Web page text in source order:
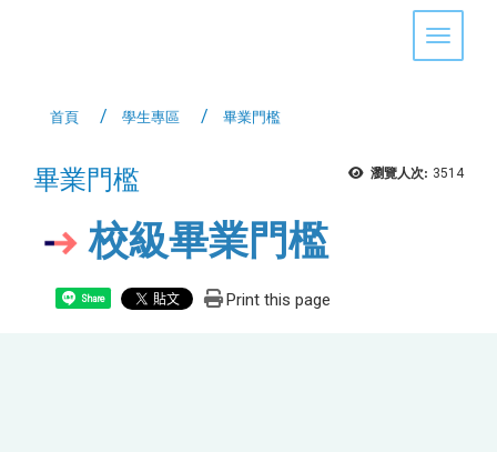
Toggle
首頁 學生專區 畢業門檻
瀏覽人次: 3514
畢業門檻
校級畢業門檻
Share Print this page